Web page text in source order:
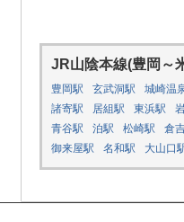
JR山陰本線(豊岡～
豊岡駅 玄武洞駅 城崎温
諸寄駅
居組駅 東浜駅
青谷駅
泊駅 松崎駅 倉
御来屋駅
名和駅 大山口